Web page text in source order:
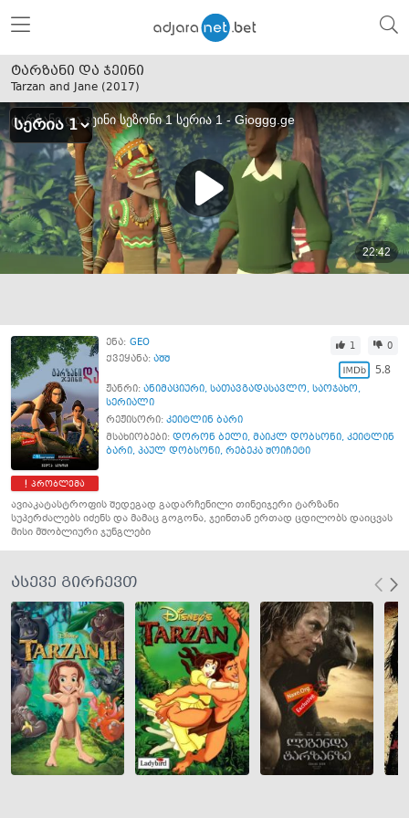
ტარზანი და ჯეინი
Tarzan and Jane (2017)
პრობლემა
ენა: GEO
ქვეყანა: აშშ
1 0
5.8
ჟანრი: ანიმაციური, სათავგადასავლო, საოჯახო,
სერიალი
რეჟისორი: კეიტლინ ბარი
მსახიობები: დორონ ბელი, მაიკლ დობსონი, კეიტლინ
ბარი, პაულ დობსონი, რებეკა შოიჩეტი
ავიაკატასტროფის შედეგად გადარჩენილი თინეიჯერი ტარზანი
სუპერძალებს იძენს და მამაც გოგონა, ჯეინთან ერთად ცდილობს დაიცვას
მისი მშობლიური ჯუნგლები
ასევე გირჩევთ